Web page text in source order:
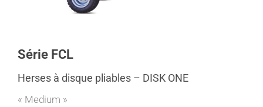
Série FCL
Herses à disque pliables – DISK ONE
« Medium »